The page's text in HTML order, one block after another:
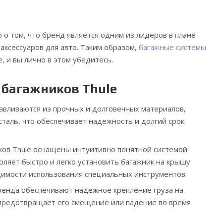
том, что бренд является одним из лидеров в плане
для авто. Таким образом, багажные системы
вы лично в этом убедитесь.
Thule
из прочных и долговечных материалов,
что обеспечивает надежность и долгий срок
Thule оснащены интуитивно понятной системой
быстро и легко установить багажник на крышу
использования специальных инструментов.
обеспечивают надежное крепление груза на
его смещение или падение во время